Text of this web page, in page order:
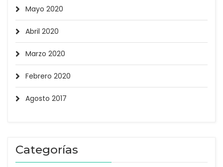
Mayo 2020
Abril 2020
Marzo 2020
Febrero 2020
Agosto 2017
Categorías